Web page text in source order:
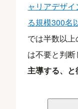
ャリアデザ
る規模300名
では半数以
は不要と判断
主導する、